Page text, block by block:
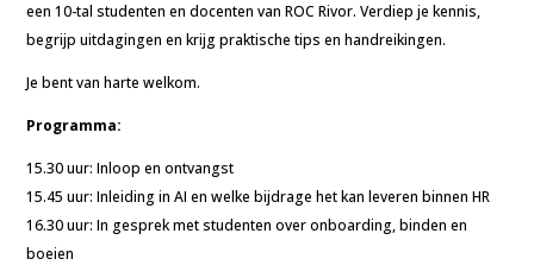
een 10-tal studenten en docenten van ROC Rivor. Verdiep je kennis,
begrijp uitdagingen en krijg praktische tips en handreikingen.
Je bent van harte welkom.
Programma:
15.30 uur: Inloop en ontvangst
15.45 uur: Inleiding in AI en welke bijdrage het kan leveren binnen HR
16.30 uur: In gesprek met studenten over onboarding, binden en
boeien